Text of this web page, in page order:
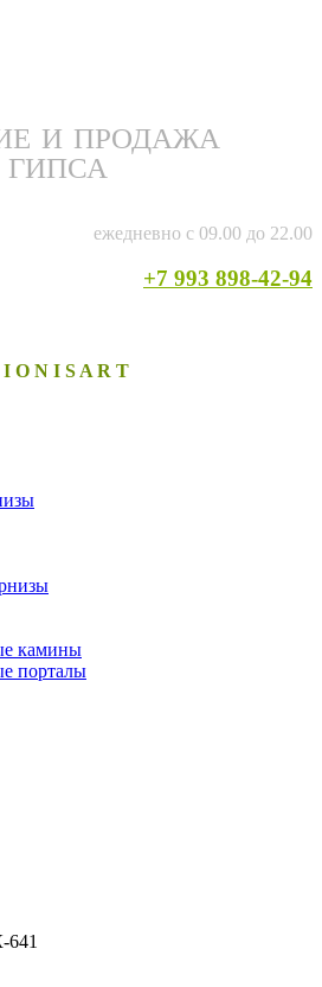
И ПРОДАЖА
ежедневно с 09.00 до 22.00
+7 993 898-42-94
I O N I S A R T
камины
порталы
641